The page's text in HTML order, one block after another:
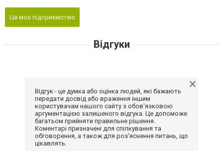
Це моє підприємство
Відгуки
Відгук - це думка або оцінка людей, які бажають
передати досвід або враження іншим
користувачам нашого сайту з обов'язковою
аргументацією залишеного відгука. Це допоможе
багатьом прийняти правильне рішення.
Коментарі призначені для спілкування та
обговорення, а також для роз'яснення питань, що
цікавлять.